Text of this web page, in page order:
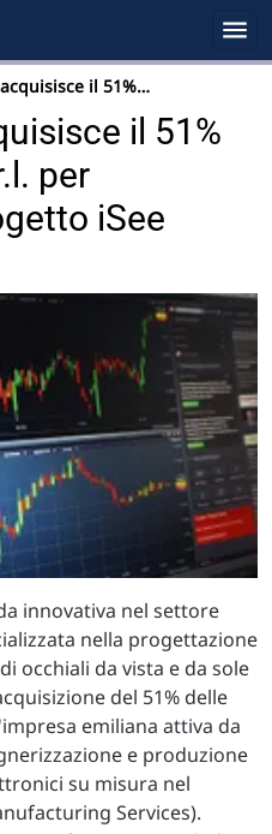
il 51%…
il 51%
per
iSee
innovativa nel settore
nella progettazione
occhiali da vista e da sole
del 51% delle
emiliana attiva da
e produzione
su misura nel
Services).